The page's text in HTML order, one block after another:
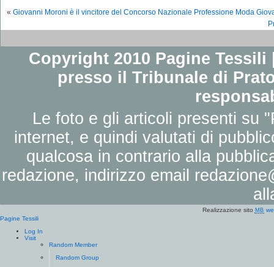
« Giovanni Moroni è il vincitore del Concorso Nazionale Professione Moda
Copyright 2010 Pagine
presso il Tribunale di
Le foto e gli articoli presenti su
internet, e quindi valutati di
qualcosa in contrario alla
redazione, indirizzo email
Realizzazione sito MB
Pagine Tessili
Log In
Visit
Random Member
Random Group